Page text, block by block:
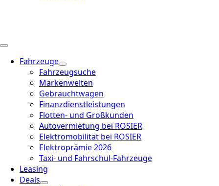
Fahrzeuge
Fahrzeugsuche
Markenwelten
Gebrauchtwagen
Finanzdienstleistungen
Flotten- und Großkunden
Autovermietung bei ROSIER
Elektromobilität bei ROSIER
Elektroprämie 2026
Taxi- und Fahrschul-Fahrzeuge
Leasing
Deals